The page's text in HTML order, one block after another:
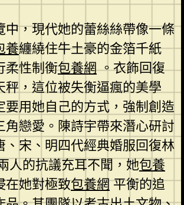
中，現代她的蕾絲絲帶像一條
養纏繞住牛土豪的金箔千紙
柔性制衡包養網。衣飾回復
秤，這位被失衡逼瘋的美學
要用她自己的方式，強制創造
角戀愛。陳詩宇帶來潛心研討
、宋、明四代經典婚服回復林
人的抗議充耳不聞，她包養
在她對極致包養網平衡的追